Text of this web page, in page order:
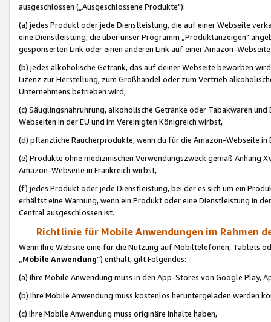
ausgeschlossen („Ausgeschlossene Produkte"):
(a) jedes Produkt oder jede Dienstleistung, die auf einer Webseite
eine Dienstleistung, die über unser Programm „Produktanzeigen"
gesponserten Link oder einen anderen Link auf einer Amazon-
(b) jedes alkoholische Getränk, das auf deiner Webseite beworben
Lizenz zur Herstellung, zum Großhandel oder zum Vertrieb
Unternehmens betrieben wird,
(c) Säuglingsnahruhrung, alkoholische Getränke oder Tabakwaren
Webseiten in der EU und im Vereinigten Königreich wirbst,
(d) pflanzliche Raucherprodukte, wenn du für die Amazon-Webseite in
(e) Produkte ohne medizinischen Verwendungszweck gemäß Anhang
Amazon-Webseite in Frankreich wirbst,
(f) jedes Produkt oder jede Dienstleistung, bei der es sich um ein
erhältst eine Warnung, wenn ein Produkt oder eine Dienstleistung in
Central ausgeschlossen ist.
Richtlinie für Mobile Anwendungen im Rahmen
Wenn Ihre Website eine für die Nutzung auf Mobiltelefonen, Tablets
„Mobile Anwendung“) enthält, gilt Folgendes:
(a) Ihre Mobile Anwendung muss in den App-Stores von Google Play,
(b) Ihre Mobile Anwendung muss kostenlos heruntergeladen werden
(c) Ihre Mobile Anwendung muss originäre Inhalte haben,